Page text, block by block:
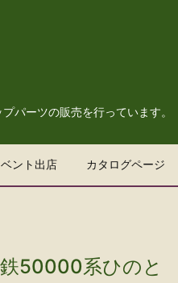
プパーツの販売を行っています。
ント出店 カタログページ
50000系ひのと